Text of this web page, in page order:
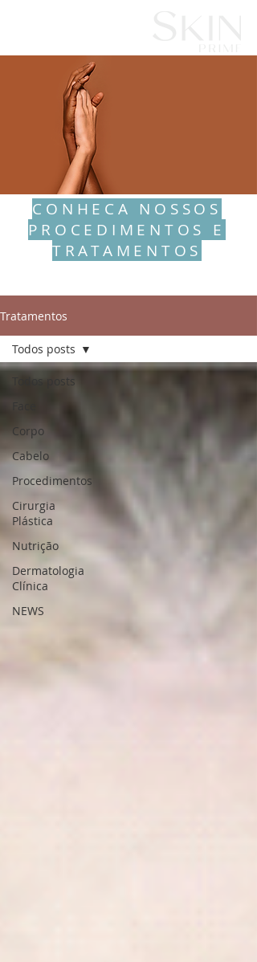
CONHECA NOSSOS
PROCEDIMENTOS E
TRATAMENTOS
Tratamentos
Todos posts
Corpo
Cabelo
Procedimentos
Cirurgia
Plástica
Nutrição
Dermatologia
Clínica
NEWS
Todos posts